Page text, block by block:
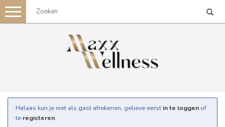
Toggle
navigation
Helaas kun je niet als gast afrekenen, gelieve eerst in te loggen of
te registeren.